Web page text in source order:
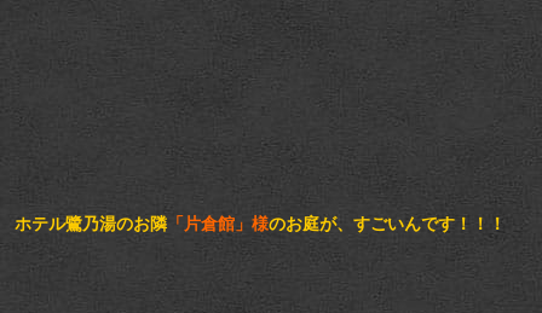
ホテル鷺乃湯のお隣 「片倉館」様のお庭が、すごいんです！！！